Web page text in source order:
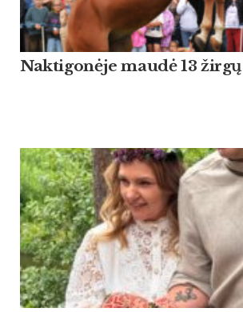
Naktigonėje maudė 13 žirgų